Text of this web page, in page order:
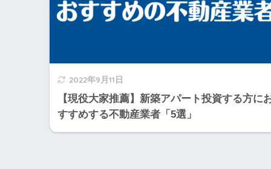
2022年9月11日
【現役大家推薦】新築アパート投資する方に
すすめする不動産業者「5選」